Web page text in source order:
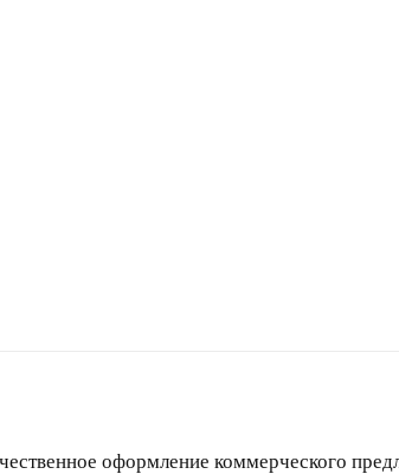
оформление коммерческого